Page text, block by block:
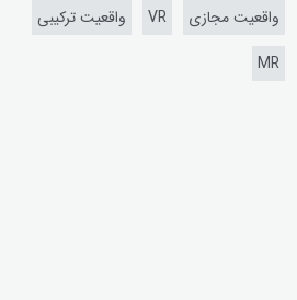
واقعیت مجازی
VR
واقعیت ترکیبی
MR